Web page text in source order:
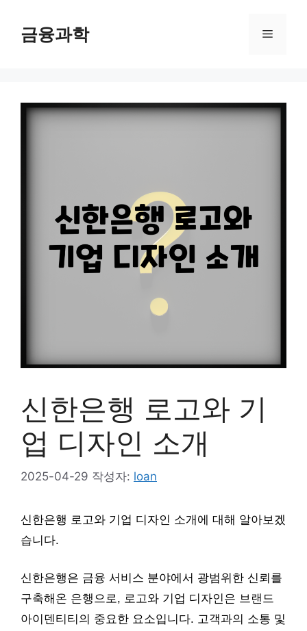
금융과학 메
신한은행 로고와 기
업 디자인 소개
2025-04-29 작성자: loan
신한은행 로고와 기업 디자인 소개에 대해 알아보겠
습니다.
신한은행은 금융 서비스 분야에서 광범위한 신뢰를
구축해온 은행으로, 로고와 기업 디자인은 브랜드
아이덴티티의 중요한 요소입니다. 고객과의 소통 및